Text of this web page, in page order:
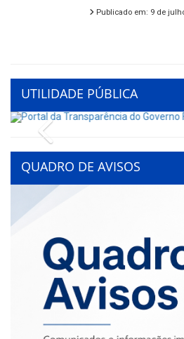
Publicado em: 9 de
UTILIDADE PÚBLICA
Previous
QUADRO DE AVISOS